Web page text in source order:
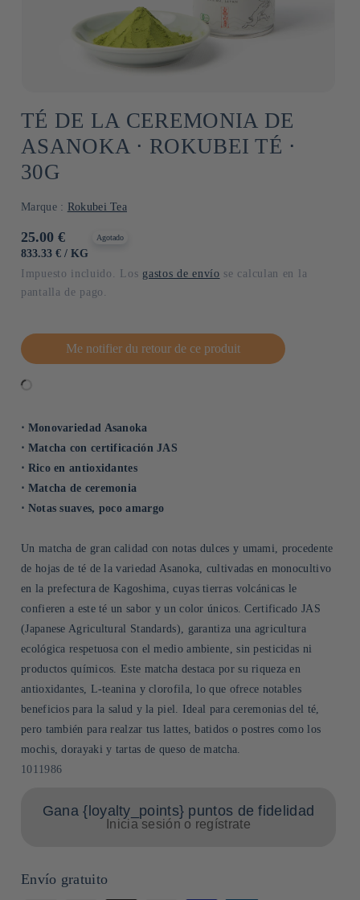
TÉ DE LA CEREMONIA DE
ASANOKA ⋅ ROKUBEI TÉ ⋅
30G
Marque : Rokubei Tea
Precio
habitual
25.00 €
PRECIO
833.33 € / POR
KG
Agotado
Impuesto incluido. Los gastos de envío se calculan en la
pantalla de pago.
Me notifier du retour de ce produit
⋅ Monovariedad Asanoka
⋅ Matcha con certificación JAS
⋅ Rico en antioxidantes
⋅ Matcha de ceremonia
⋅ Notas suaves, poco amargo
Un matcha de gran calidad con notas dulces y umami, procedente
de hojas de té de la variedad Asanoka, cultivadas en monocultivo
en la prefectura de Kagoshima, cuyas tierras volcánicas le
confieren a este té un sabor y un color únicos. Certificado JAS
(Japanese Agricultural Standards), garantiza una agricultura
ecológica respetuosa con el medio ambiente, sin pesticidas ni
productos químicos. Este matcha destaca por su riqueza en
antioxidantes, L-teanina y clorofila, lo que ofrece notables
beneficios para la salud y la piel. Ideal para ceremonias del té,
pero también para realzar tus lattes, batidos o postres como los
mochis, dorayaki y tartas de queso de matcha.
SKU:
1011986
Gana {loyalty_points} puntos de fidelidad
Inicia sesión o regístrate
Envío gratuito